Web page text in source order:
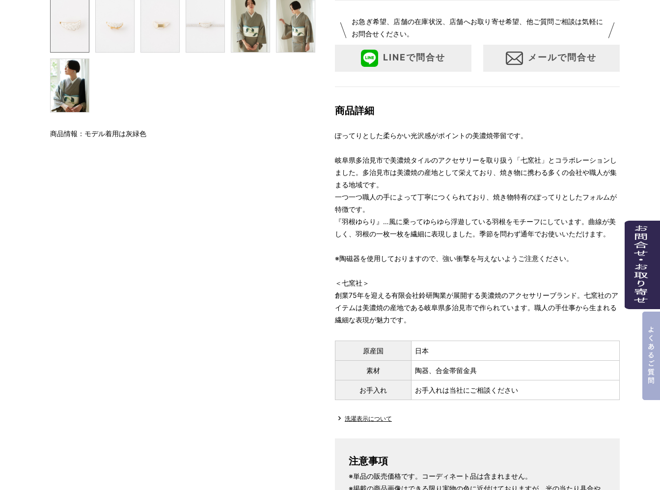
商品情報：モデル着用は灰緑色
お急ぎ希望、店舗の在庫状況、店舗へお取り寄せ希望、他ご質問ご相談は気軽に
お問合せください。
LINEで問合せ メールで問合せ
商品詳細
ぽってりとした柔らかい光沢感がポイントの美濃焼帯留です。
岐阜県多治見市で美濃焼タイルのアクセサリーを取り扱う「七窯社」とコラボレーションし
ました。多治見市は美濃焼の産地として栄えており、焼き物に携わる多くの会社や職人が集
まる地域です。
一つ一つ職人の手によって丁寧につくられており、焼き物特有のぽってりとしたフォルムが
特徴です。
『羽根ゆらり』…風に乗ってゆらゆら浮遊している羽根をモチーフにしています。曲線が美
しく、羽根の一枚一枚を繊細に表現しました。季節を問わず通年でお使いいただけます。
※陶磁器を使用しておりますので、強い衝撃を与えないようご注意ください。
＜七窯社＞
創業75年を迎える有限会社鈴研陶業が展開する美濃焼のアクセサリーブランド。七窯社のア
イテムは美濃焼の産地である岐阜県多治見市で作られています。職人の手仕事から生まれる
繊細な表現が魅力です。
原産国 日本
素材 陶器、合金帯留金具
お手入れ お手入れは当社にご相談ください
洗濯表示について
注意事項
※単品の販売価格です。コーディネート品は含まれません。
※掲載の商品画像はできる限り実物の色に近付けておりますが、光の当たり具合や